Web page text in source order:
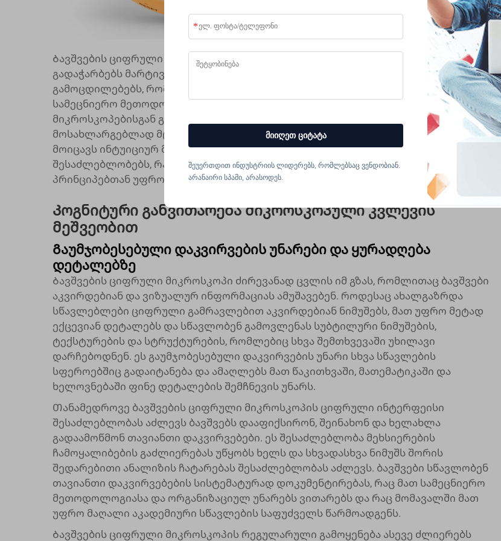
Ბავშვების ციფრული მიკროსკოპის სასწავლო უპირატესობები მნიშვნელოვნად
გადაჭარბებს მარტივ გამაგრებას და ქმნის სრულად ჩართულ სწავლების
გამოცდილებებს, რომლებიც ვითარებენ კრიტიკული აზროვნების უნარებს,
სამეცნიერო მეთოდოლოგიას და ბუნებრივ კვლევით კურიოზიტეტს. ჩვეულებრივი
მიკროსკოპებისგან განსხვავებით, რომლებიც შეიძლება იყოს რთული
მოსახლარგებლად მცირე ასაკის მომხმარებლებისთვის, ციფრული ვერსიები
მოიცავს ინტუიციურ მართვის საშუალებებს, გასაგებ ეკრანებს და ინტერაქტიულ
შესაძლებლობებს, რაც ხელს უწყობს გრძელვადი კვლევის და სამეცნიერო
პრინციპებთან უფრო ღრმა ჩართულობის მოსახდენად.
Კოგნიტური განვითარება მიკროსკოპული კვლევის
მეშვეობით
Გაუმჯობესებული დაკვირვების უნარები და ყურადღება
დეტალებზე
Ბავშვების ციფრული მიკროსკოპი ძირევანად ცვლის იმ გზას, რომლითაც ბავშვები
აკვირდებიან და ვიზუალურ ინფორმაციას ამუშავებენ. როდესაც ახალგაზრდა
სწავლებლები ციფრული გამრავლებით აკვირდებიან ნიმუშებს, მათ უფრო მეტად
ექცევიან დეტალებს და სწავლობენ გამოვლენას სუბტილური ნიმუშების,
ტექსტურების და სტრუქტურების, რომლებიც სხვა შემთხვევაში უხილავი
დარჩებოდნენ. ეს გაუმჯობესებული დაკვირვების უნარი სხვა სწავლების
სფეროებშიც გადაიტანება და ამაღლებს მათ წაკითხვაში, მათემატიკაში და
ხელოვნებაში ფინე დეტალების შემჩნევის უნარს.
Თანამედროვე ბავშვების ციფრული მიკროსკოპის ციფრული ინტერფეისი
შესაძლებლობას აძლევს ბავშვებს დააფიქსირონ, შეინახონ და ხელახლა
გადაამოწმონ თავიანთი დაკვირვებები. ეს შესაძლებლობა მეხსიერების
ჩამოყალიბების გაძლიერებას უწყობს ხელს და სხვადასხვა ნიმუშს შორის
შედარებითი ანალიზის ჩატარებას შესაძლებლობას აძლევს. ბავშვები სწავლობენ
თავიანთი დაკვირვებების სისტემატურად დოკუმენტირებას, რაც მათ სამეცნიერო
მეთოდოლოგიასა და ორგანიზაციულ უნარებს ვითარებს და რაც მომავალში მათ
უფრო მაღალი აკადემიური სწავლების საფუძველს წარმოადგენს.
Ბავშვების ციფრული მიკროსკოპის რეგულარული გამოყენება ასევე ძლიერებს
მიიღეთ ციტატა
შეუერთდით ინდუსტრიის ლიდერებს, რომლებსაც ვენდობიან.
არანაირი სპამი, არასოდეს.